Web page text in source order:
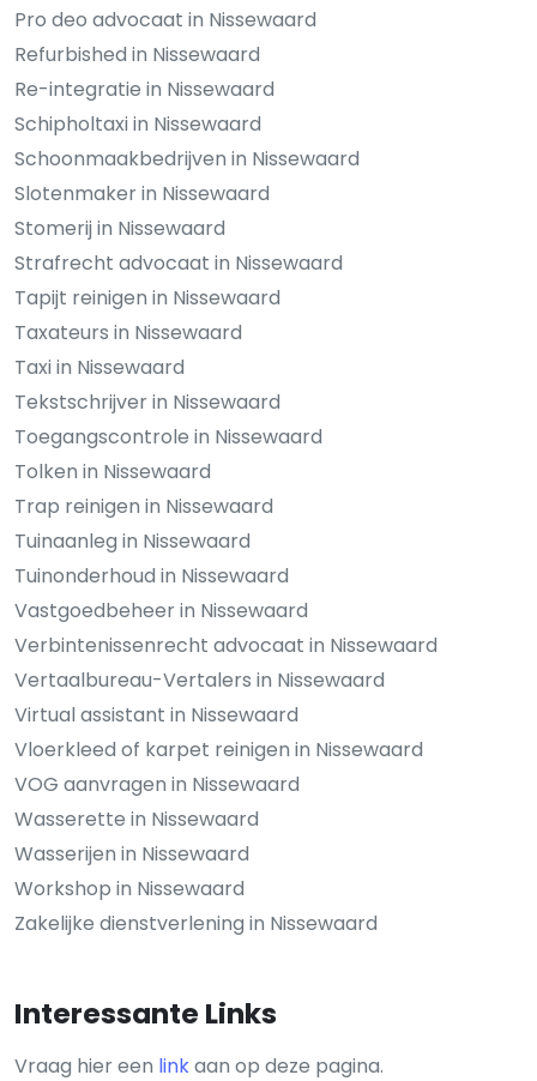
Pro deo advocaat in Nissewaard
Refurbished in Nissewaard
Re-integratie in Nissewaard
Schipholtaxi in Nissewaard
Schoonmaakbedrijven in Nissewaard
Slotenmaker in Nissewaard
Stomerij in Nissewaard
Strafrecht advocaat in Nissewaard
Tapijt reinigen in Nissewaard
Taxateurs in Nissewaard
Taxi in Nissewaard
Tekstschrijver in Nissewaard
Toegangscontrole in Nissewaard
Tolken in Nissewaard
Trap reinigen in Nissewaard
Tuinaanleg in Nissewaard
Tuinonderhoud in Nissewaard
Vastgoedbeheer in Nissewaard
Verbintenissenrecht advocaat in Nissewaard
Vertaalbureau-Vertalers in Nissewaard
Virtual assistant in Nissewaard
Vloerkleed of karpet reinigen in Nissewaard
VOG aanvragen in Nissewaard
Wasserette in Nissewaard
Wasserijen in Nissewaard
Workshop in Nissewaard
Zakelijke dienstverlening in Nissewaard
Interessante Links
Vraag hier een linkaan op deze pagina.